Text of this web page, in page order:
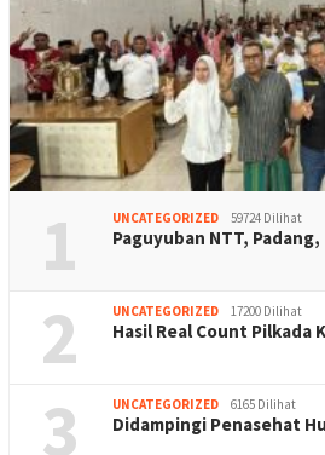
1 UNCATEGORIZED 59724 Dilihat
Paguyuban NTT,
2 UNCATEGORIZED 17200 Dilihat
Hasil Real Count Pilkada
3 UNCATEGORIZED 6165 Dilihat
Didampingi Penasehat